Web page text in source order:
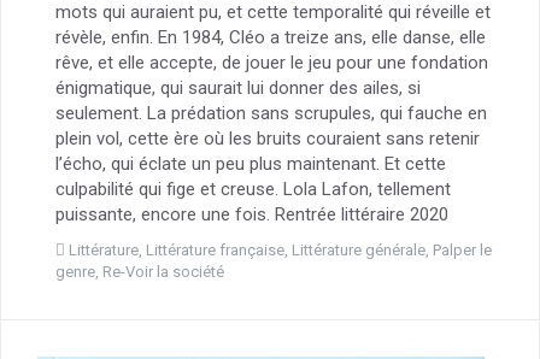
mots qui auraient pu, et cette temporalité qui réveille et
révèle, enfin. En 1984, Cléo a treize ans, elle danse, elle
rêve, et elle accepte, de jouer le jeu pour une fondation
énigmatique, qui saurait lui donner des ailes, si
seulement. La prédation sans scrupules, qui fauche en
plein vol, cette ère où les bruits couraient sans retenir
l’écho, qui éclate un peu plus maintenant. Et cette
culpabilité qui fige et creuse. Lola Lafon, tellement
puissante, encore une fois. Rentrée littéraire 2020
Littérature, Littérature française, Littérature générale, Palper le
genre, Re-Voir la société